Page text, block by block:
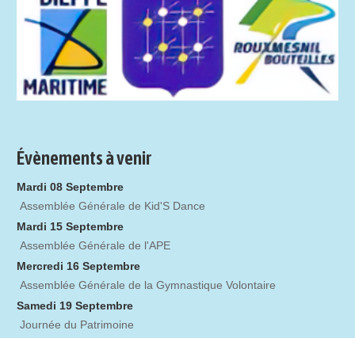
Évènements à venir
Mardi 08 Septembre
Assemblée Générale de Kid'S Dance
Mardi 15 Septembre
Assemblée Générale de l'APE
Mercredi 16 Septembre
Assemblée Générale de la Gymnastique Volontaire
Samedi 19 Septembre
Journée du Patrimoine